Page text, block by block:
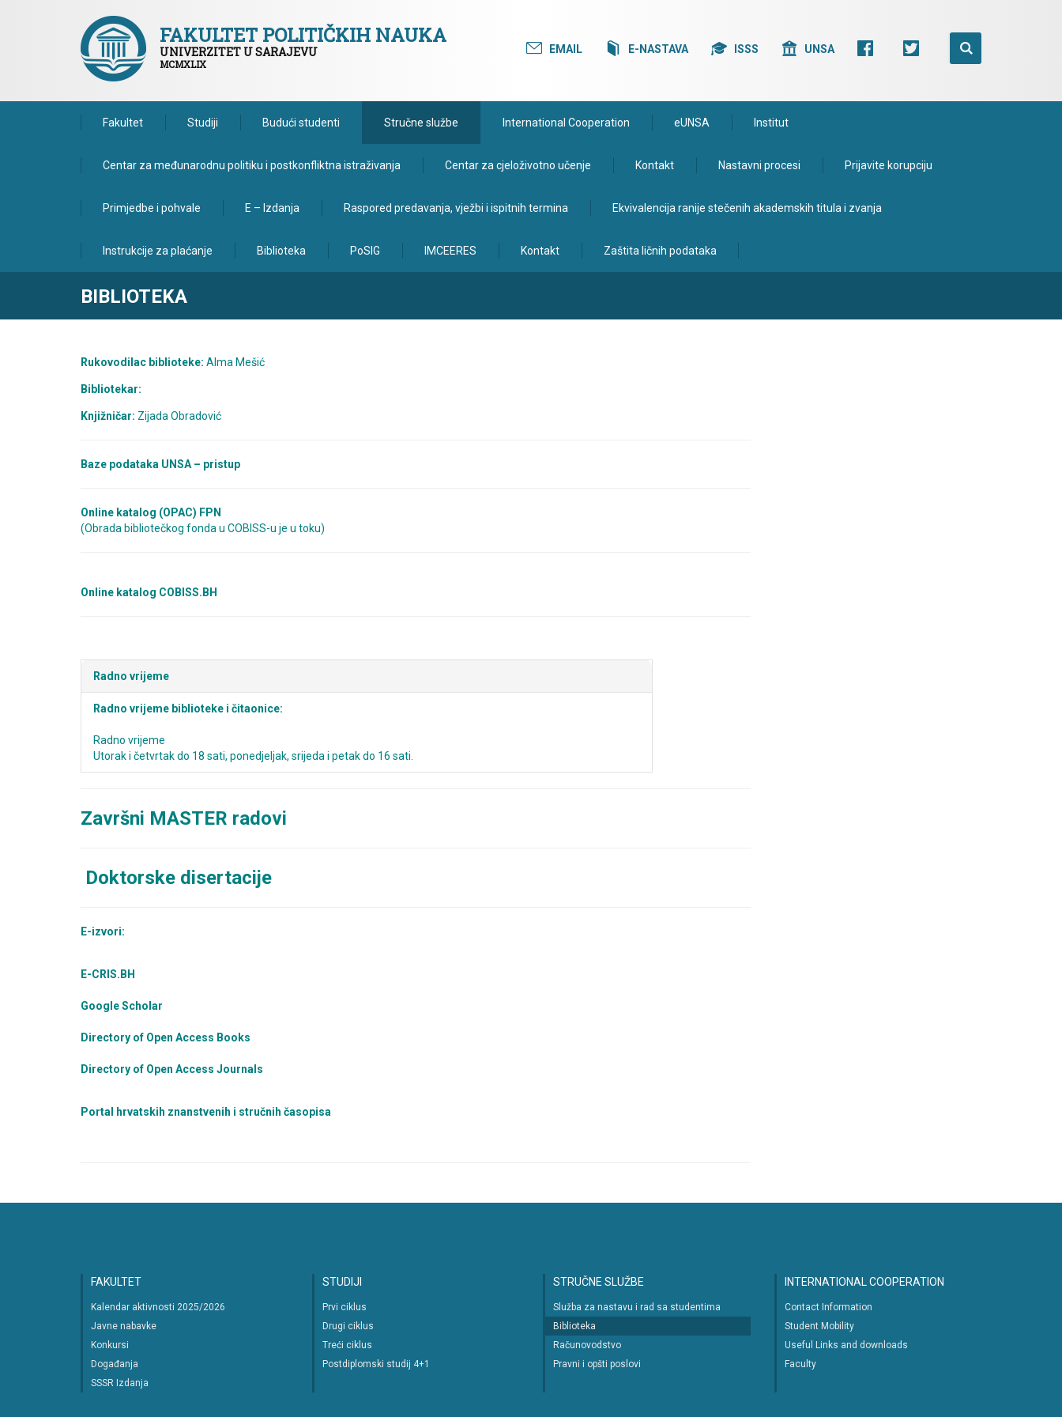
FAKULTET POLITIČKIH NAUKA
UNIVERZITET U SARAJEVU
MCMXLIX
EMAIL E-NASTAVA ISSS UNSA
Fakultet Studiji Budući studenti Stručne službe International Cooperation eUNSA Institut
Centar za međunarodnu politiku i postkonfliktna istraživanja Centar za cjeloživotno učenje Kontakt Nastavni procesi Prijavite korupciju
Primjedbe i pohvale E – Izdanja Raspored predavanja, vježbi i ispitnih termina Ekvivalencija ranije stečenih akademskih titula i zvanja
Instrukcije za plaćanje Biblioteka PoSIG IMCEERES Kontakt Zaštita ličnih podataka
BIBLIOTEKA
Rukovodilac biblioteke: Alma Mešić
Bibliotekar:
Knjižničar: Zijada Obradović
Baze podataka UNSA – pristup
Online katalog (OPAC) FPN
(Obrada bibliotečkog fonda u COBISS-u je u toku)
Online katalog COBISS.BH
Radno vrijeme
Radno vrijeme biblioteke i čitaonice:
Radno vrijeme
Utorak i četvrtak do 18 sati, ponedjeljak, srijeda i petak do 16 sati.
Završni MASTER radovi
Doktorske disertacije
E-izvori:
E-CRIS.BH
Google Scholar
Directory of Open Access Books
Directory of Open Access Journals
Portal hrvatskih znanstvenih i stručnih časopisa
FAKULTET
Kalendar aktivnosti 2025/2026
Javne nabavke
Konkursi
Događanja
SSSR Izdanja
STUDIJI
Prvi ciklus
Drugi ciklus
Treći ciklus
Postdiplomski studij 4+1
STRUČNE SLUŽBE
Služba za nastavu i rad sa studentima
Biblioteka
Računovodstvo
Pravni i opšti poslovi
INTERNATIONAL COOPERATION
Contact Information
Student Mobility
Useful Links and downloads
Faculty